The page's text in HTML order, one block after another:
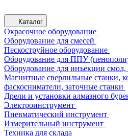
Каталог
Окрасочное оборудование
Оборудование для смесей
Пескоструйное оборудование
Оборудование для ППУ
Оборудование для инъекции смол,
Магнитные сверлильные станки,
фаскосниматели, заточные станки
Дрели и установки алмазного
Электроинструмент
Пневматический инструмент
Измерительный инструмент
Техника для склада